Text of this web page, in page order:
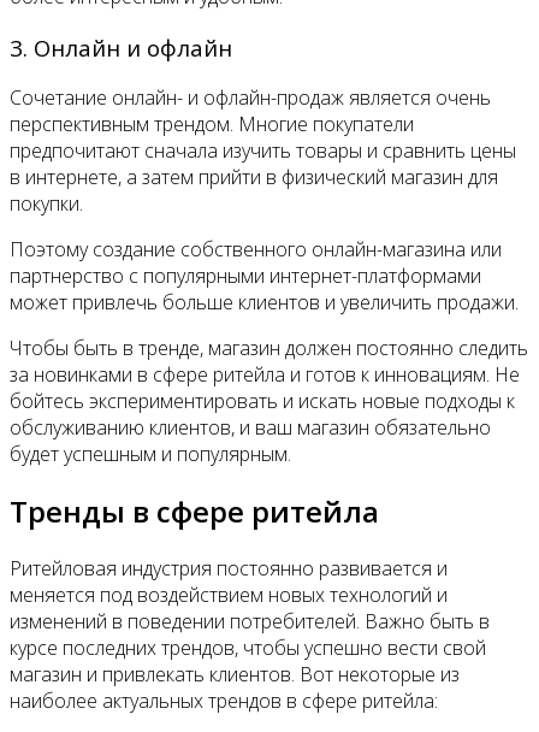
3. Онлайн и офлайн
Сочетание онлайн- и офлайн-продаж является очень
перспективным трендом. Многие покупатели
предпочитают сначала изучить товары и сравнить цены
в интернете, а затем прийти в физический магазин для
покупки.
Поэтому создание собственного онлайн-магазина или
партнерство с популярными интернет-платформами
может привлечь больше клиентов и увеличить продажи.
Чтобы быть в тренде, магазин должен постоянно следить
за новинками в сфере ритейла и готов к инновациям. Не
бойтесь экспериментировать и искать новые подходы к
обслуживанию клиентов, и ваш магазин обязательно
будет успешным и популярным.
Тренды в сфере ритейла
Ритейловая индустрия постоянно развивается и
меняется под воздействием новых технологий и
изменений в поведении потребителей. Важно быть в
курсе последних трендов, чтобы успешно вести свой
магазин и привлекать клиентов. Вот некоторые из
наиболее актуальных трендов в сфере ритейла: